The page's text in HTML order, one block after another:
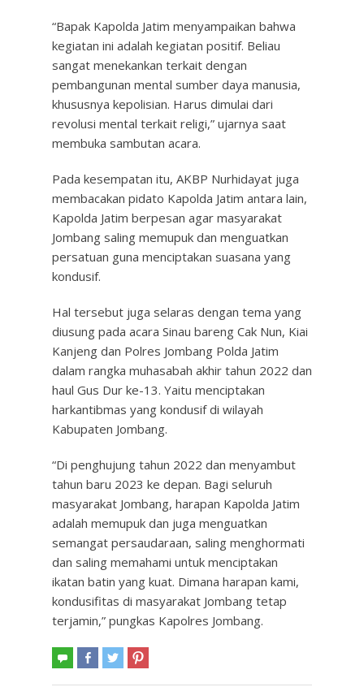
“Bapak Kapolda Jatim menyampaikan bahwa
kegiatan ini adalah kegiatan positif. Beliau
sangat menekankan terkait dengan
pembangunan mental sumber daya manusia,
khususnya kepolisian. Harus dimulai dari
revolusi mental terkait religi,” ujarnya saat
membuka sambutan acara.
Pada kesempatan itu, AKBP Nurhidayat juga
membacakan pidato Kapolda Jatim antara lain,
Kapolda Jatim berpesan agar masyarakat
Jombang saling memupuk dan menguatkan
persatuan guna menciptakan suasana yang
kondusif.
Hal tersebut juga selaras dengan tema yang
diusung pada acara Sinau bareng Cak Nun, Kiai
Kanjeng dan Polres Jombang Polda Jatim
dalam rangka muhasabah akhir tahun 2022 dan
haul Gus Dur ke-13. Yaitu menciptakan
harkantibmas yang kondusif di wilayah
Kabupaten Jombang.
“Di penghujung tahun 2022 dan menyambut
tahun baru 2023 ke depan. Bagi seluruh
masyarakat Jombang, harapan Kapolda Jatim
adalah memupuk dan juga menguatkan
semangat persaudaraan, saling menghormati
dan saling memahami untuk menciptakan
ikatan batin yang kuat. Dimana harapan kami,
kondusifitas di masyarakat Jombang tetap
terjamin,” pungkas Kapolres Jombang.